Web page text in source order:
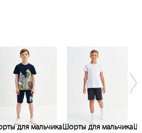
для мальчикаШорты для мальчика